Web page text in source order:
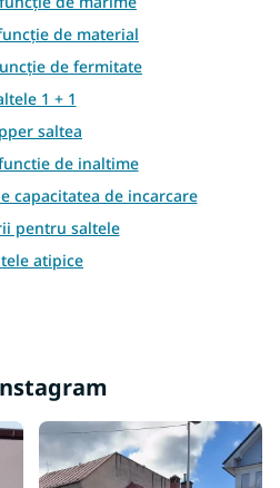
s
t
ă
r
i
l
o
r
de material
de fermitate
1 + 1
saltea
de inaltime
capacitatea de incarcare
pentru saltele
atipice